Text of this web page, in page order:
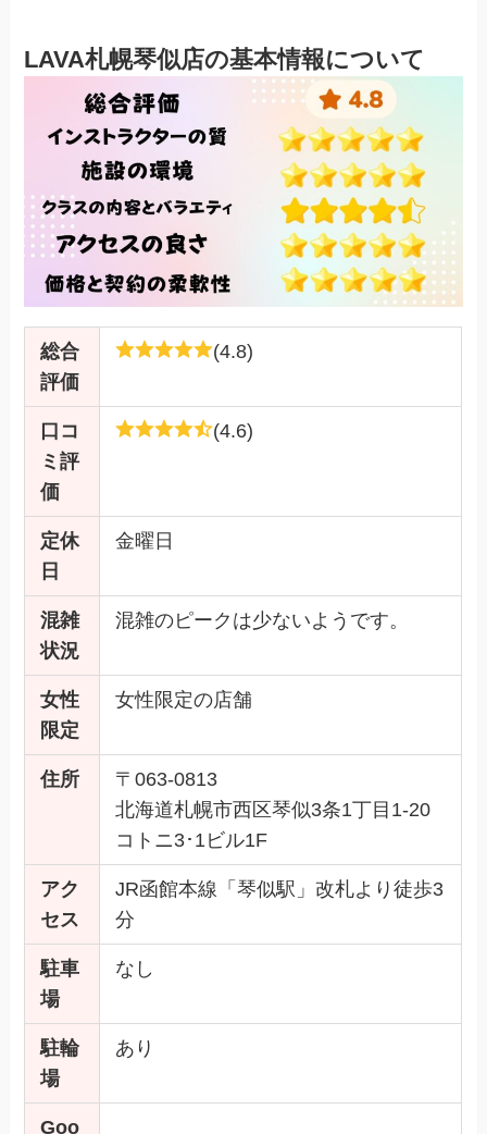
LAVA札幌琴似店の基本情報について
総合
評価
(4.8)
口コ
ミ評
価
(4.6)
定休
日
金曜日
混雑
状況
混雑のピークは少ないようです。
女性
限定
女性限定の店舗
住所
〒063-0813
北海道札幌市西区琴似3条1丁目1-20
コトニ3･1ビル1F
アク
セス
JR函館本線「琴似駅」改札より徒歩3
分
駐車
場
なし
駐輪
場
あり
Goo